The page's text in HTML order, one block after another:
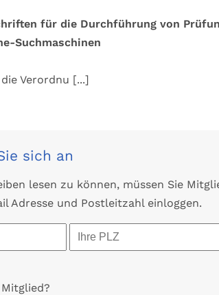
für die Durchführung von
Suchmaschinen
Verordnu [...]
sich an
lesen zu können, müssen Sie
Adresse und Postleitzahl einloggen.